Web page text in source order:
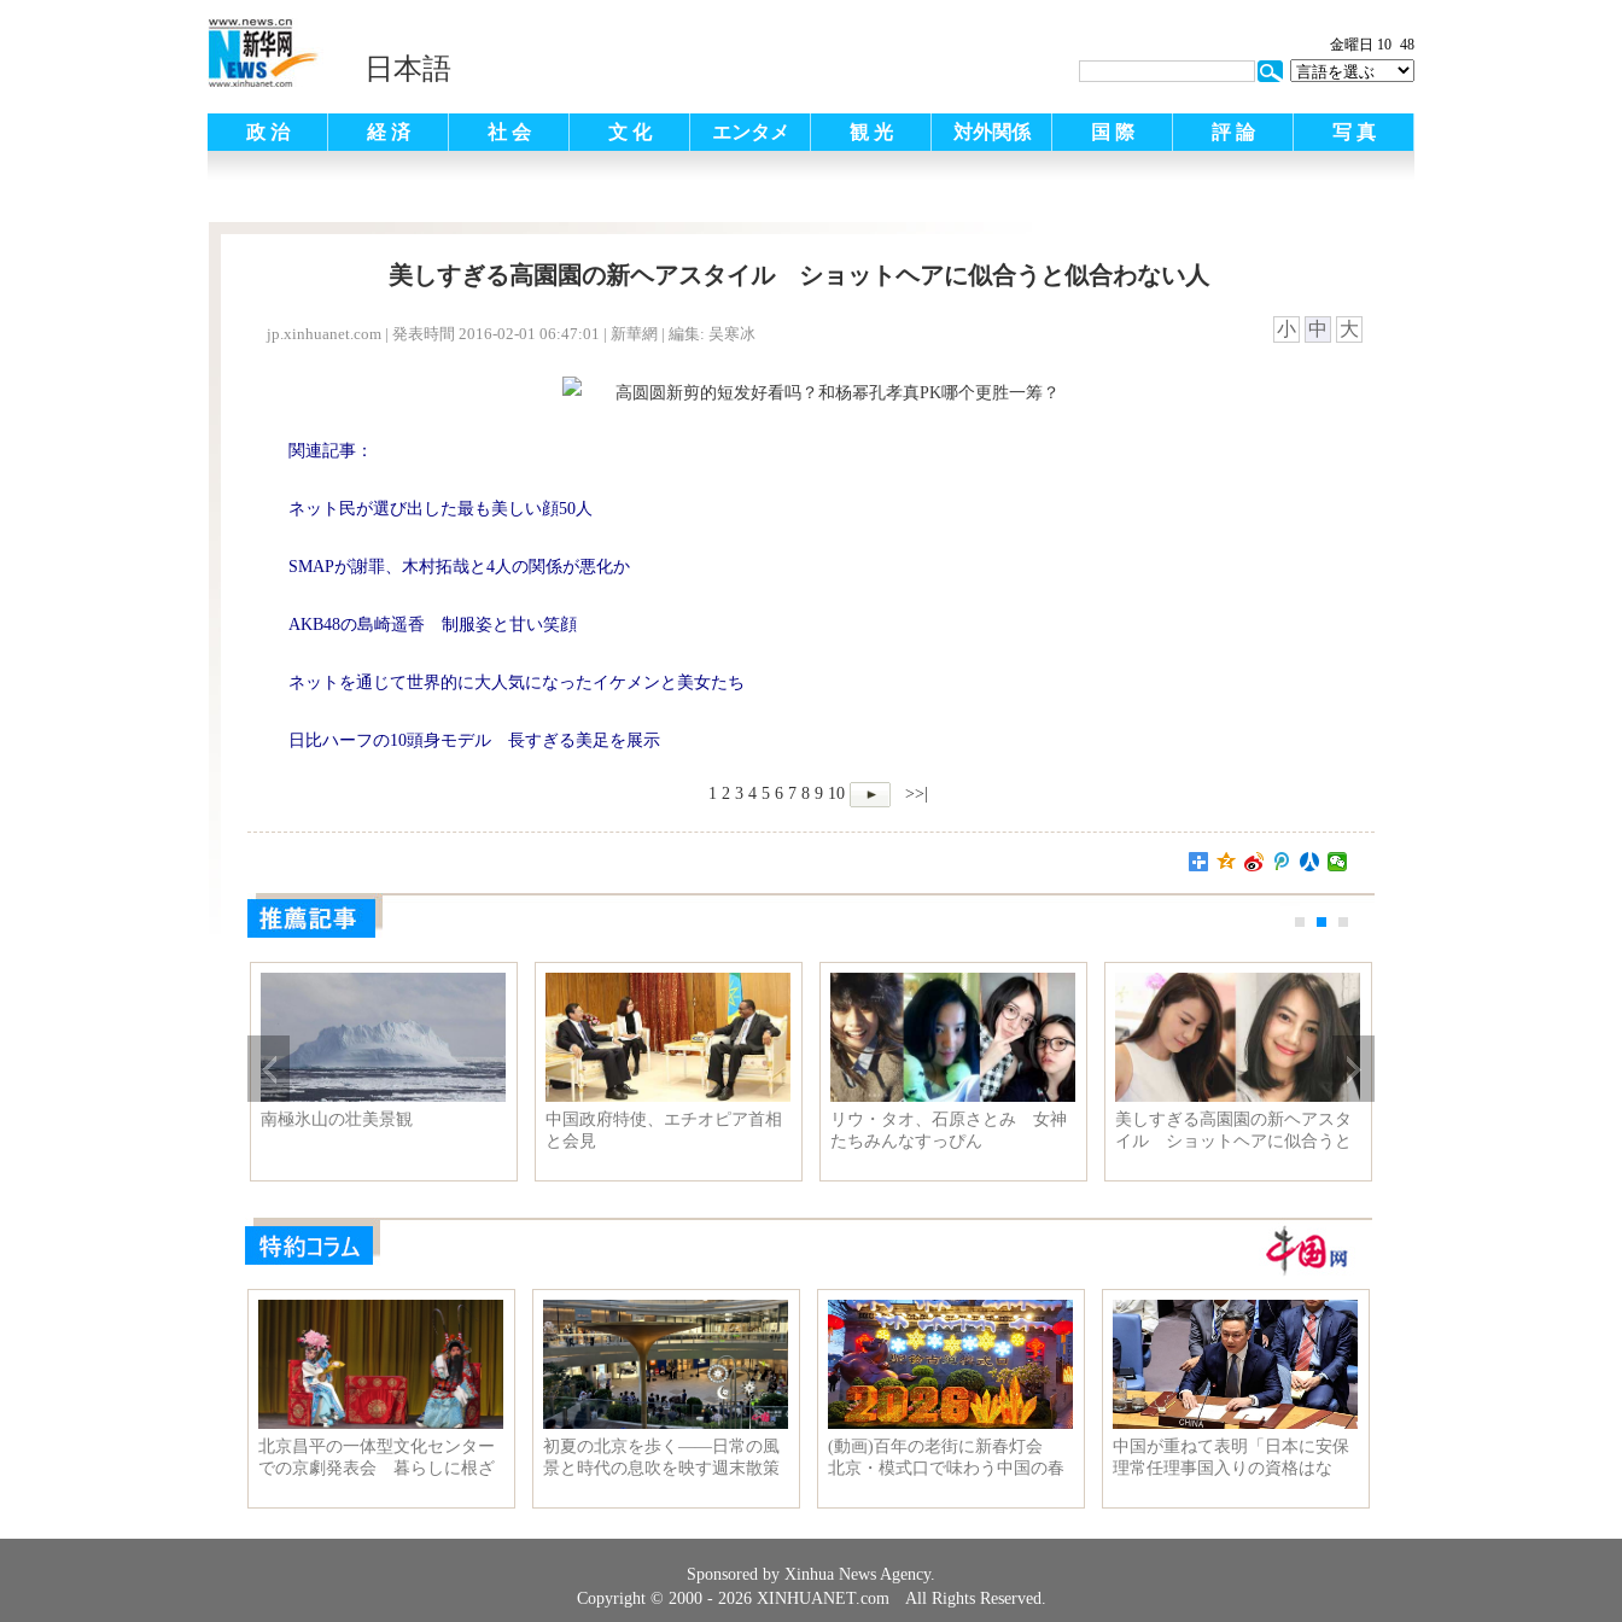
日本語
金曜日 10 48
政 治 経 済 社 会 文 化 エンタメ 観 光 対外関係 国 際 評 論 写 真
美しすぎる高園園の新ヘアスタイル ショットヘアに似合うと似合わない人
jp.xinhuanet.com | 発表時間 2016-02-01 06:47:01 | 新華網 | 編集: 吴寒冰 小 中 大
関連記事：
ネット民が選び出した最も美しい顔50人
SMAPが謝罪、木村拓哉と4人の関係が悪化か
AKB48の島崎遥香 制服姿と甘い笑顔
ネットを通じて世界的に大人気になったイケメンと美女たち
日比ハーフの10頭身モデル 長すぎる美足を展示
1 2 3 4 5 6 7 8 9 10 >>|
美しすぎる高園園の新ヘアスタ
虹色の服でファッション・アー
フィギュアスケートの女子シン
グル・フリースケーティング、
激萌！いつでもどこでも眠り込
んだ子供達
深センのソフトベンチャー、
「90後」6人に車をプレゼント
Sponsored by Xinhua News Agency.
Copyright © 2000 - 2026 XINHUANET.com All Rights Reserved.